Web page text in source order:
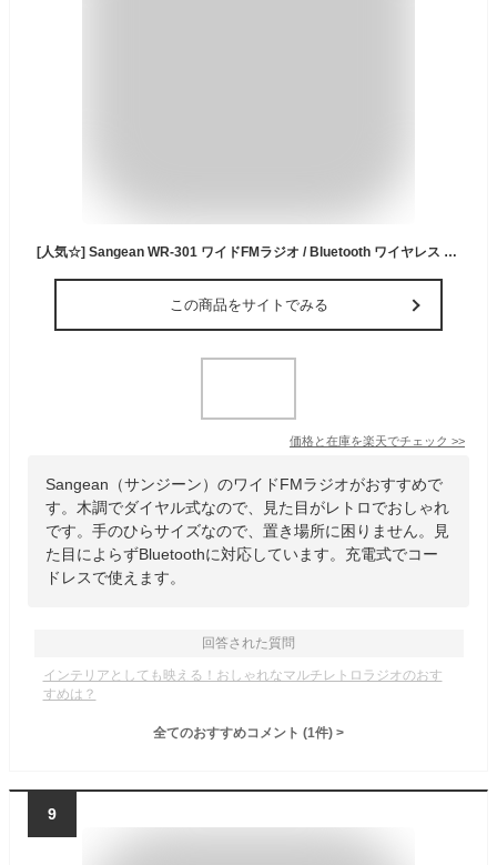
[人気☆] Sangean WR-301 ワイドFMラジオ / Bluetooth ワイヤレス ポータブルスピーカー サンジーン (Bluetooth接続スピーカー ) おしゃれ レトロ かわいい ラジオ ダイヤル 充電式 木調 小型 コンパクト 手のひらサイズ 母の日 ギフト
この商品をサイトでみる
価格と在庫を楽天でチェック >>
Sangean（サンジーン）のワイドFMラジオがおすすめで
す。木調でダイヤル式なので、見た目がレトロでおしゃれ
です。手のひらサイズなので、置き場所に困りません。見
た目によらずBluetoothに対応しています。充電式でコー
ドレスで使えます。
回答された質問
インテリアとしても映える！おしゃれなマルチレトロラジオのおす
すめは？
全てのおすすめコメント (1件) >
9